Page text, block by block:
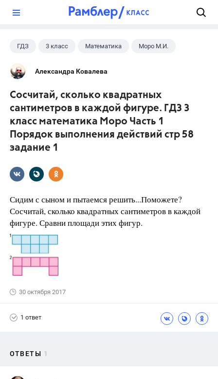
ГДЗ 3 класс Математика Моро М.И.
Александра Ковалева
Сосчитай, сколько квадратных
сантиметров в каждой фигуре. ГДЗ 3
класс математика Моро Часть 1
Порядок выполнения действий стр 58
задание 1
Сидим с сыном и пытаемся решить...Поможете?
Сосчитай, сколько квадратных сантиметров в каждой
фигуре. Сравни площади этих фигур.
30 октября 2017
1 ответ
ОТВЕТЫ 1